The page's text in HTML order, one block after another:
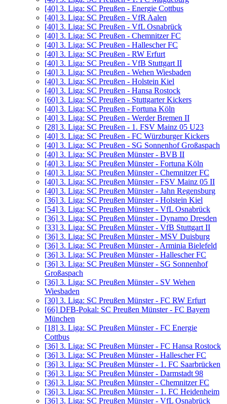
[40] 3. Liga: SC Preußen - Energie Cottbus
[40] 3. Liga: SC Preußen - VfR Aalen
[40] 3. Liga: SC Preußen - VfL Osnabrück
[40] 3. Liga: SC Preußen - Chemnitzer FC
[40] 3. Liga: SC Preußen - Hallescher FC
[40] 3. Liga: SC Preußen - RW Erfurt
[40] 3. Liga: SC Preußen - VfB Stuttgart II
[40] 3. Liga: SC Preußen - Wehen Wiesbaden
[40] 3. Liga: SC Preußen - Holstein Kiel
[40] 3. Liga: SC Preußen - Hansa Rostock
[60] 3. Liga: SC Preußen - Stuttgarter Kickers
[40] 3. Liga: SC Preußen - Fortuna Köln
[40] 3. Liga: SC Preußen - Werder Bremen II
[28] 3. Liga: SC Preußen - 1. FSV Mainz 05 U23
[40] 3. Liga: SC Preußen - FC Würzburger Kickers
[40] 3. Liga: SC Preußen - SG Sonnenhof Großaspach
[40] 3. Liga: SC Preußen Münster - BVB II
[40] 3. Liga: SC Preußen Münster - Fortuna Köln
[40] 3. Liga: SC Preußen Münster - Chemnitzer FC
[40] 3. Liga: SC Preußen Münster - FSV Mainz 05 II
[40] 3. Liga: SC Preußen Münster - Jahn Regensburg
[36] 3. Liga: SC Preußen Münster - Holstein Kiel
[54] 3. Liga: SC Preußen Münster - VfL Osnabrück
[36] 3. Liga: SC Preußen Münster - Dynamo Dresden
[33] 3. Liga: SC Preußen Münster - VfB Stuttgart II
[36] 3. Liga: SC Preußen Münster - MSV Duisburg
[36] 3. Liga: SC Preußen Münster - Arminia Bielefeld
[36] 3. Liga: SC Preußen Münster - Hallescher FC
[36] 3. Liga: SC Preußen Münster - SG Sonnenhof
Großaspach
[36] 3. Liga: SC Preußen Münster - SV Wehen
Wiesbaden
[30] 3. Liga: SC Preußen Münster - FC RW Erfurt
[66] DFB-Pokal: SC Preußen Münster - FC Bayern
München
[18] 3. Liga: SC Preußen Münster - FC Energie
Cottbus
[36] 3. Liga: SC Preußen Münster - FC Hansa Rostock
[36] 3. Liga: SC Preußen Münster - Hallescher FC
[36] 3. Liga: SC Preußen Münster - 1. FC Saarbrücken
[36] 3. Liga: SC Preußen Münster - Darmstadt 98
[36] 3. Liga: SC Preußen Münster - Chemnitzer FC
[36] 3. Liga: SC Preußen Münster - 1. FC Heidenheim
[36] 3. Liga: SC Preußen Münster - VfL Osnabrück